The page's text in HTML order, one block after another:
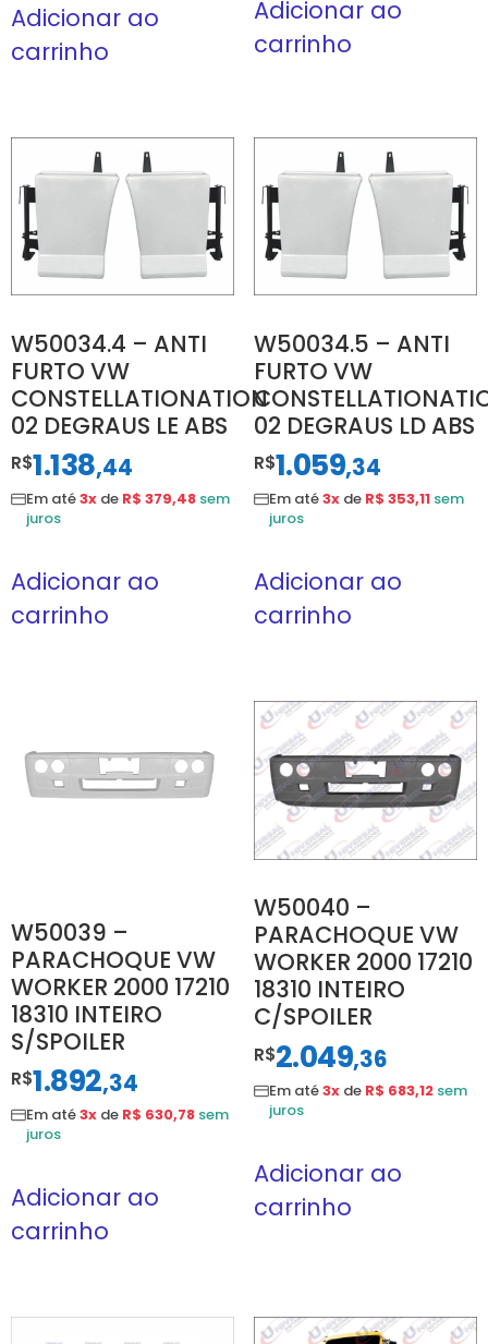
Adicionar ao
carrinho
Adicionar ao
carrinho
W50034.4 – ANTI
FURTO VW
CONSTELLATIONATION
02 DEGRAUS LE ABS
R$1.138,44
Em até3x de R$ 379,48 sem
juros
Adicionar ao
carrinho
W50034.5 – ANTI
FURTO VW
02 DEGRAUS LD ABS
R$1.059,34
Em até3xde R$ 353,11 sem
juros
Adicionar ao
carrinho
W50039 –
PARACHOQUE VW
WORKER 2000 17210
18310 INTEIRO
S/SPOILER
R$1.892,34
Em até3x de R$ 630,78 sem
juros
Adicionar ao
carrinho
W50040 –
PARACHOQUE VW
WORKER 2000 17210
18310 INTEIRO
C/SPOILER
R$2.049,36
Em até3xde R$ 683,12 sem
juros
Adicionar ao
carrinho